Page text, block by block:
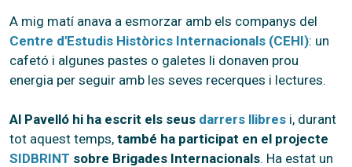
A mig matí anava a esmorzar amb els companys del
Centre d'Estudis Històrics Internacionals (CEHI): un
cafetó i algunes pastes o galetes li donaven prou
energia per seguir amb les seves recerques i lectures.
Al Pavelló hi ha escrit els seus darrers llibres i, durant
tot aquest temps, també ha participat en el projecte
SIDBRINT sobre Brigades Internacionals. Ha estat un